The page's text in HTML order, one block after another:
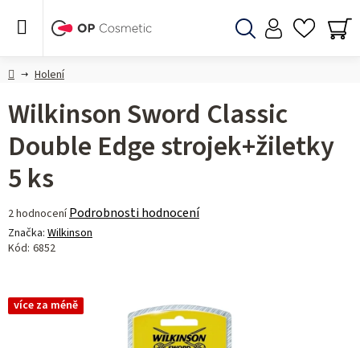
DomůHolení
Wilkinson Sword Classic
Double Edge strojek+žiletky
5 ks
Průměrné
hodnocení
produktu
z 5
hvězdiček.
2 hodnocení Podrobnosti hodnocení
Značka: Wilkinson
Kód: 6852
více za méně